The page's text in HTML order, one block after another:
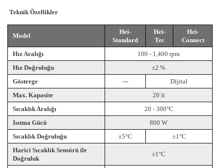
Teknik Özellikler
Model
Hei-
Standard
Hei-
Tec
Hei-
Connect
Hız Aralığı
100 - 1,400 rpm
Hız Doğruluğu
±2 %
Gösterge
---
Dijital
Max. Kapasite
20 lt
Sıcaklık Aralığı
20 - 300°C
Isıtma Gücü
800 W
Sıcaklık Doğruluğu
±5°C
±1°C
Harici Sıcaklık Sensörü ile
Doğruluk
±1°C